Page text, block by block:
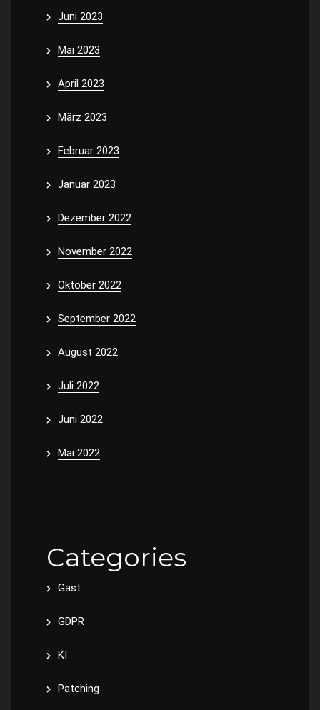
Juni 2023
Mai 2023
April 2023
März 2023
Februar 2023
Januar 2023
Dezember 2022
November 2022
Oktober 2022
September 2022
August 2022
Juli 2022
Juni 2022
Mai 2022
Categories
Gast
GDPR
KI
Patching